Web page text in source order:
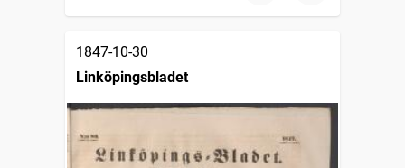
1847-10-30
Linköpingsbladet